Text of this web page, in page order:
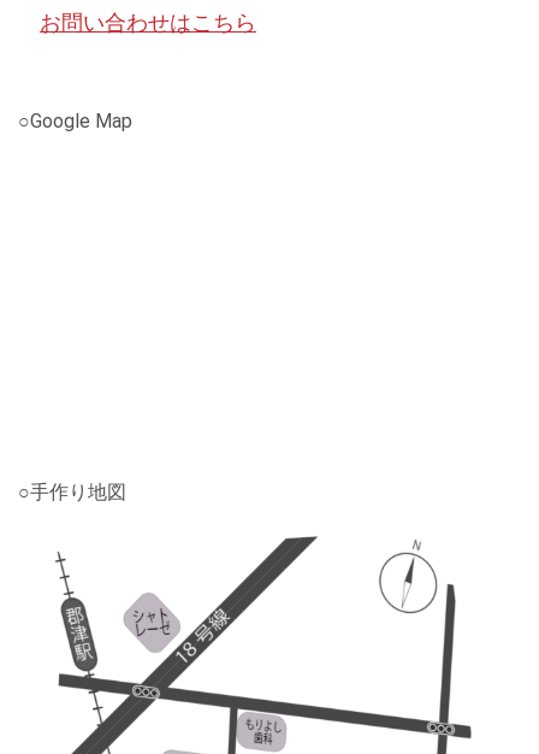
誠に勝手ながら、本日は都合により閉局させて頂きます。
誠に勝手ながら、9/4(月)は都合により閉局させて頂きます。
2023.08.03
≪お盆休みのお知らせ≫8/12土～8/18金 お休みさせて頂き
ます。
2023.02.27
誠に勝手ながら、本日は都合により閉局させて頂きます。
お問い合わせはこちら
○Google Map
○手作り地図